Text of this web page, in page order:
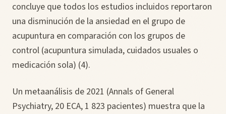
concluye que todos los estudios incluidos reportaron
una disminución de la ansiedad en el grupo de
acupuntura en comparación con los grupos de
control (acupuntura simulada, cuidados usuales o
medicación sola) (4).
Un metaanálisis de 2021 (Annals of General
Psychiatry, 20 ECA, 1 823 pacientes) muestra que la